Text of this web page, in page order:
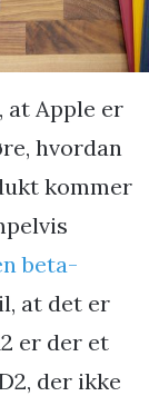
at Apple er
hvordan
kommer
beta-
at det er
er der et
der ikke